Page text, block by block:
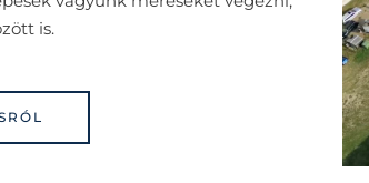
is.